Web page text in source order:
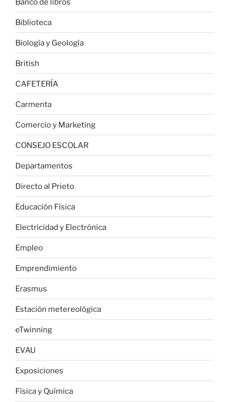
Banco de libros
Biblioteca
Biología y Geología
British
CAFETERÍA
Carmenta
Comercio y Marketing
CONSEJO ESCOLAR
Departamentos
Directo al Prieto
Educación Física
Electricidad y Electrónica
Empleo
Emprendimiento
Erasmus
Estación metereológica
eTwinning
EVAU
Exposiciones
Física y Química